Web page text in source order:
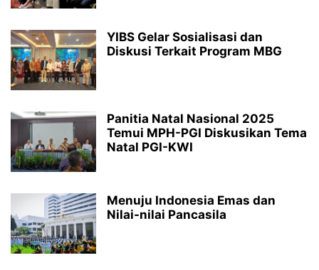
YIBS Gelar Sosialisasi dan
Diskusi Terkait Program MBG
Panitia Natal Nasional 2025
Temui MPH-PGI Diskusikan Tema
Natal PGI-KWI
Menuju Indonesia Emas dan
Nilai-nilai Pancasila